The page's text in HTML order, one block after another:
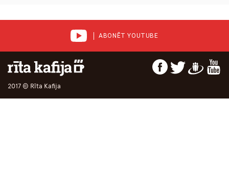
ABONĒT YOUTUBE
2017 © Rīta Kafija